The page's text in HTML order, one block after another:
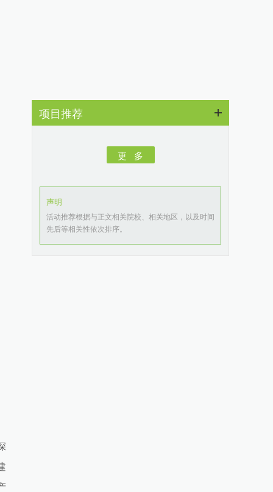
项目推荐
更 多
声明
活动推荐根据与正文相关院校、相关地区，以及时间
先后等相关性依次排序。